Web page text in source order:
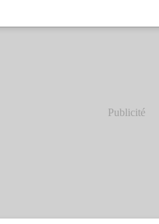
Publicité